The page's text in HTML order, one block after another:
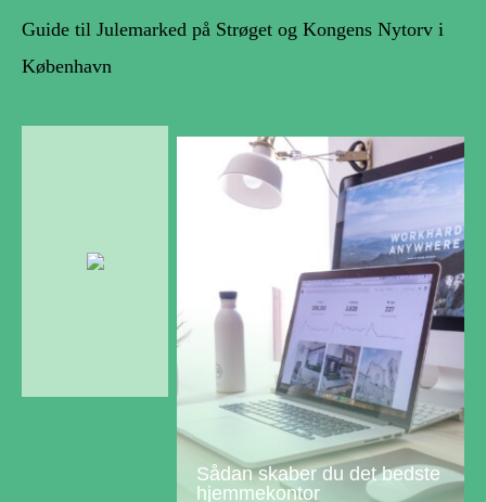
Guide til Julemarked på Strøget og Kongens Nytorv i
København
Sådan skaber du det bedste
hjemmekontor